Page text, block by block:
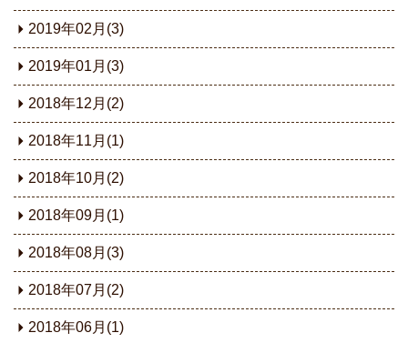
2019年02月(3)
2019年01月(3)
2018年12月(2)
2018年11月(1)
2018年10月(2)
2018年09月(1)
2018年08月(3)
2018年07月(2)
2018年06月(1)